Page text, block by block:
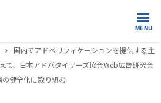
MENU
国内でアドベリフィケーションを提供する主
て、日本アドバタイザーズ協会Web広告研究会
健全化に取り組む